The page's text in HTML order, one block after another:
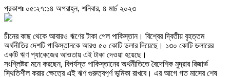
প্রকাশঃ ০৫:২৭:১৪ অপরাহ্ন, শনিবার, ৪ মার্চ ২০২৩
চীনের কাছ থেকে আবারও ঋণের টাকা পেল পাকিস্তান। বিশ্বের দ্বিতীয় বৃহত্তম
অর্থনীতির দেশটি পাকিস্তানকে আরও ৫০ কোটি ডলার দিয়েছে। ১৩০ কোটি ডলারের
একটি ঋণ প্যাকেজের আওতায় এই টাকা দেওয়া হয়েছে।
সংশ্লিষ্টরা মনে করছেন, বিপর্যস্ত পাকিস্তানের অর্থনীতিতে বৈদেশিক মুদ্রার রিজার্ভ
স্থিতিশীল করার ক্ষেত্রে এই ঋণ গুরুত্বপূর্ণ ভূমিকা রাখবে। এর আগে গত মাসের শেষ